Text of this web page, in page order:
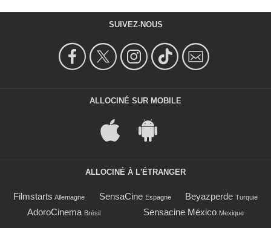
SUIVEZ-NOUS
ALLOCINÉ SUR MOBILE
ALLOCINÉ À L'ÉTRANGER
Filmstarts Allemagne SensaCine Espagne Beyazperde Turquie
AdoroCinema Brésil Sensacine México Mexique